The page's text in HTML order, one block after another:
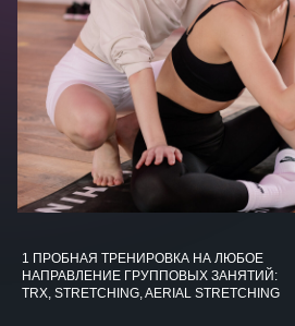
1 ПРОБНАЯ ТРЕНИРОВКА НА ЛЮБОЕ
НАПРАВЛЕНИЕ ГРУППОВЫХ ЗАНЯТИЙ:
TRX, STRETCHING, AERIAL STRETCHING